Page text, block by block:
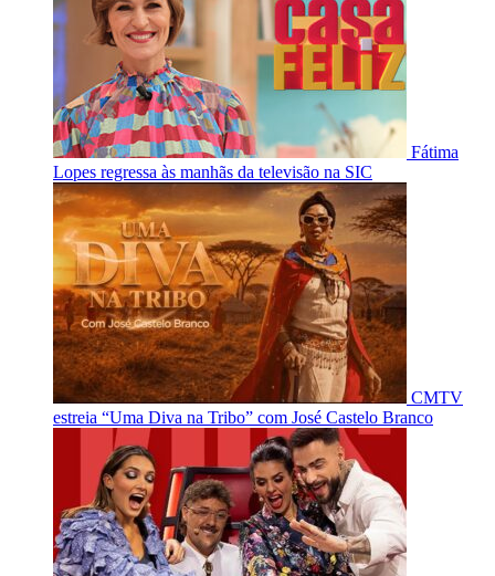
Fátima
Lopes regressa às manhãs da televisão na SIC
CMTV
estreia “Uma Diva na Tribo” com José Castelo Branco